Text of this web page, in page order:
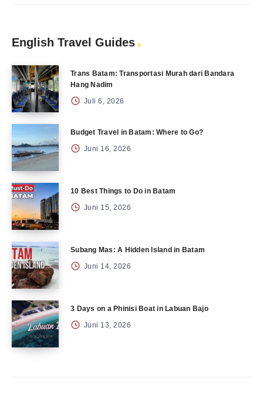
English Travel Guides
Trans Batam: Transportasi Murah dari Bandara
Hang Nadim
Juli 6, 2026
Budget Travel in Batam: Where to Go?
Juni 16, 2026
10 Best Things to Do in Batam
Juni 15, 2026
Subang Mas: A Hidden Island in Batam
Juni 14, 2026
3 Days on a Phinisi Boat in Labuan Bajo
Juni 13, 2026